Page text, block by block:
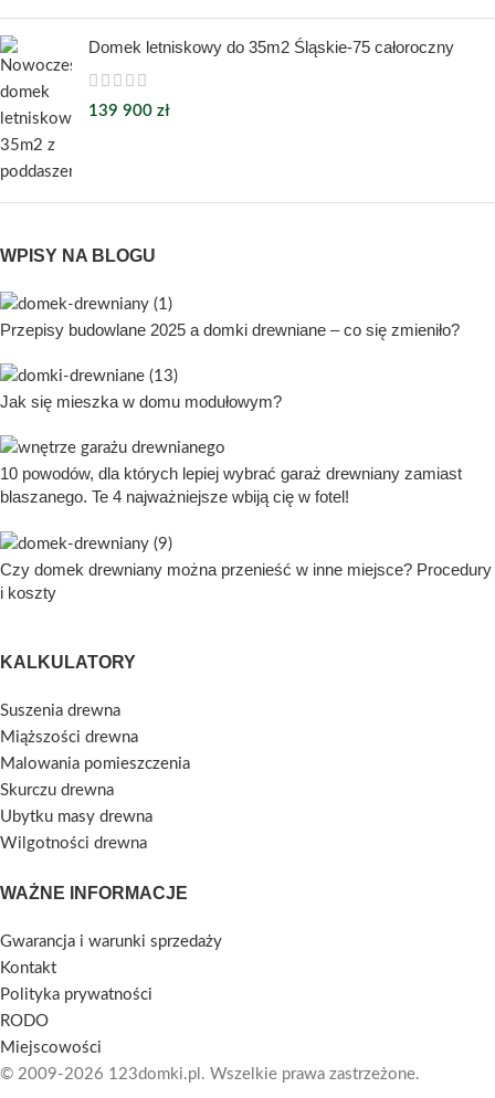
Domek letniskowy do 35m2 Śląskie-75 całoroczny
139 900 zł
WPISY NA BLOGU
Przepisy budowlane 2025 a domki drewniane – co się zmieniło?
Jak się mieszka w domu modułowym?
10 powodów, dla których lepiej wybrać garaż drewniany zamiast
blaszanego. Te 4 najważniejsze wbiją cię w fotel!
Czy domek drewniany można przenieść w inne miejsce? Procedury
i koszty
KALKULATORY
Suszenia drewna
Miąższości drewna
Malowania pomieszczenia
Skurczu drewna
Ubytku masy drewna
Wilgotności drewna
WAŻNE INFORMACJE
Gwarancja i warunki sprzedaży
Kontakt
Polityka prywatności
RODO
Miejscowości
© 2009-2026 123domki.pl. Wszelkie prawa zastrzeżone.